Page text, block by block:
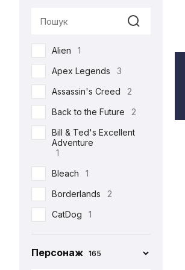
Toys Era
Weta Workshop
Alien
1
Apex Legends
3
Assassin's Creed
2
Back to the Future
2
Bill & Ted's Excellent
Adventure
1
Bleach
1
Borderlands
2
CatDog
1
Charlie and the
1
Персонаж 165